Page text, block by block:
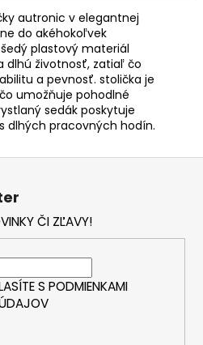
autronic v elegantnej
do akéhokoľvek
plastový materiál
dlhú životnosť, zatiaľ čo
a pevnosť. stolička je
umožňuje pohodlné
sedák poskytuje
dlhých pracovných hodín.
ČI ZĽAVY!
S PODMIENKAMI